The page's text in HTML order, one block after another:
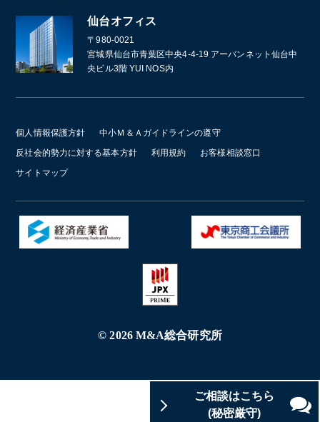
仙台オフィス
〒980-0021
宮城県仙台市青葉区中央4-4-19 アーバンネット仙台中
央ビル3階 YUI NOS内
個人情報保護方針
中小Ｍ＆Ａガイドラインの遵守
反社会的勢力に対する基本方針
利用規約
お客様相談窓口
サイトマップ
© 2026 M&A総合研究所
ご相談はこちら
(秘密厳守)